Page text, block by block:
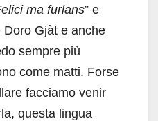
ma furlans” e
Doro Gjàt e anche
sempre più
come matti. Forse
facciamo venir
questa lingua